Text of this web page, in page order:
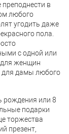
в
любого
угодить даже
пола.
с одной или
женщин
дамы любого
рождения или 8
подарки
торжества
презент,